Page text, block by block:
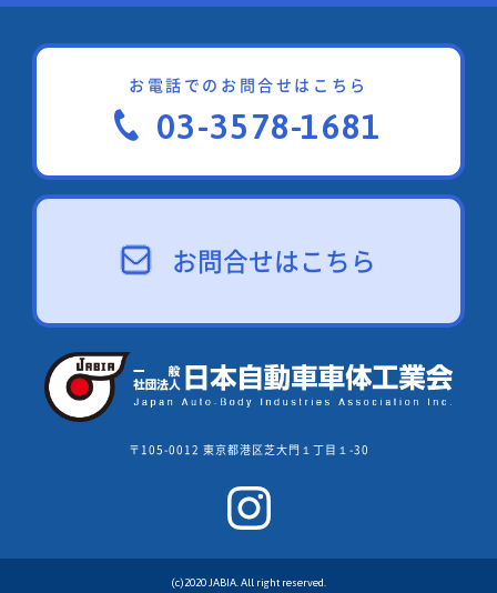
お電話でのお問合せはこちら
03-3578-1681
お問合せはこちら
〒105-0012 東京都港区芝大門１丁目１-30
(c)2020 JABIA. All right reserved.